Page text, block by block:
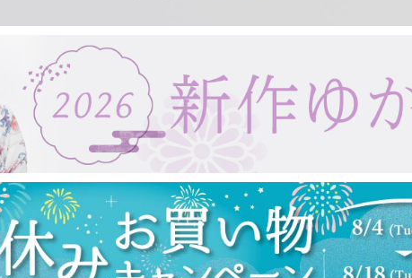
紙扇子 布扇子 婦人用扇子
紳士用扇子
宇野千代
浮世絵
タペストリー棒
ガーゼ製品
女性用